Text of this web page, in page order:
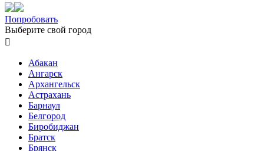
Попробовать
Выберите свой город

Абакан
Ангарск
Архангельск
Астрахань
Барнаул
Белгород
Биробиджан
Братск
Брянск